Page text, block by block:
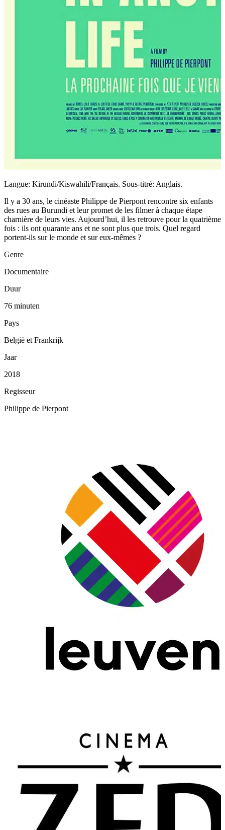
Langue: Kirundi/Kiswahili/Français. Sous-titré: Anglais.
Il y a 30 ans, le cinéaste Philippe de Pierpont rencontre six enfants
des rues au Burundi et leur promet de les filmer à chaque étape
charnière de leurs vies. Aujourd’hui, il les retrouve pour la quatrième
fois : ils ont quarante ans et ne sont plus que trois. Quel regard
portent-ils sur le monde et sur eux-mêmes ?
Genre
Documentaire
Duur
76 minuten
Pays
België et Frankrijk
Jaar
2018
Regisseur
Philippe de Pierpont